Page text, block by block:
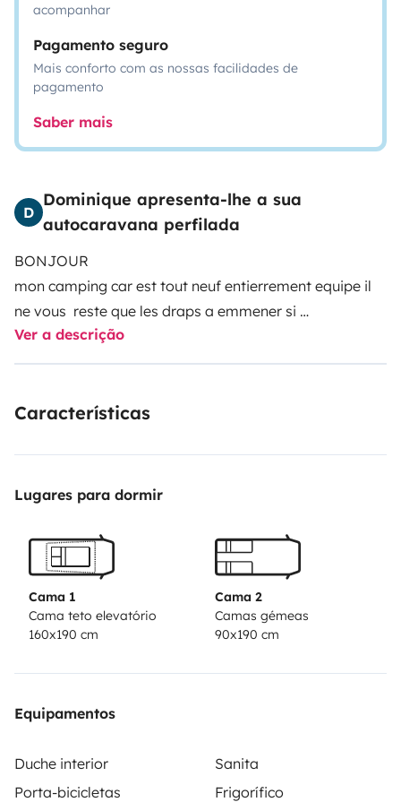
acompanhar
Pagamento seguro
Mais conforto com as nossas facilidades de
pagamento
Saber mais
D
Dominique apresenta-lhe a sua
autocaravana perfilada
BONJOUR
mon camping car est tout neuf entierrement equipe il
ne vous reste que les draps a emmener si
different sur les teles qui font aussi lecteur dvd prise
usb et audio
il y a une tres grande soute nombreux accesoire
location je vous la garde
voullez plus de renseignement vous pouvez me
contacter
Ver a descrição
Características
Lugares para dormir
Cama 1
Cama teto elevatório
160x190 cm
Cama 2
Camas gémeas
90x190 cm
Equipamentos
Duche interior
Sanita
Porta-bicicletas
Frigorífico